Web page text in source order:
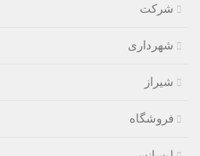
شرکت
شهرداری
شیراز
فروشگاه